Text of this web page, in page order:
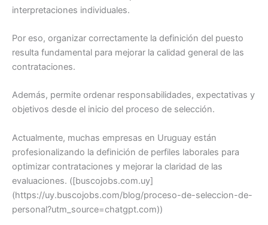
interpretaciones individuales.
Por eso, organizar correctamente la definición del puesto
resulta fundamental para mejorar la calidad general de las
contrataciones.
Además, permite ordenar responsabilidades, expectativas y
objetivos desde el inicio del proceso de selección.
Actualmente, muchas empresas en Uruguay están
profesionalizando la definición de perfiles laborales para
optimizar contrataciones y mejorar la claridad de las
evaluaciones. ([buscojobs.com.uy]
(https://uy.buscojobs.com/blog/proceso-de-seleccion-de-
personal?utm_source=chatgpt.com))